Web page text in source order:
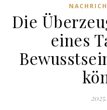
Die
eines